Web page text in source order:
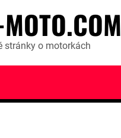
stránky o motorkách